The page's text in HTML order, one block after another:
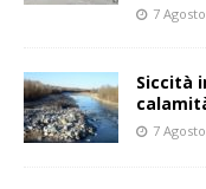
7
Siccità
7